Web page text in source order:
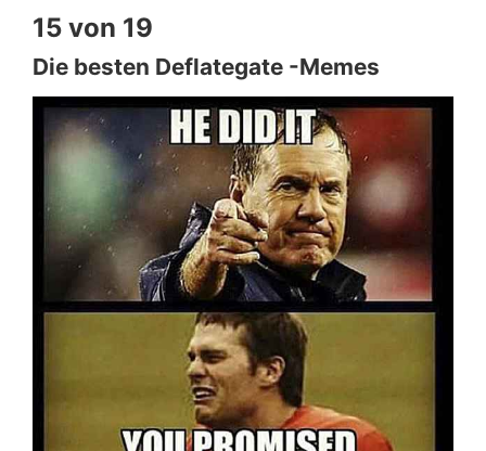
15 von 19
Die besten Deflategate -Memes